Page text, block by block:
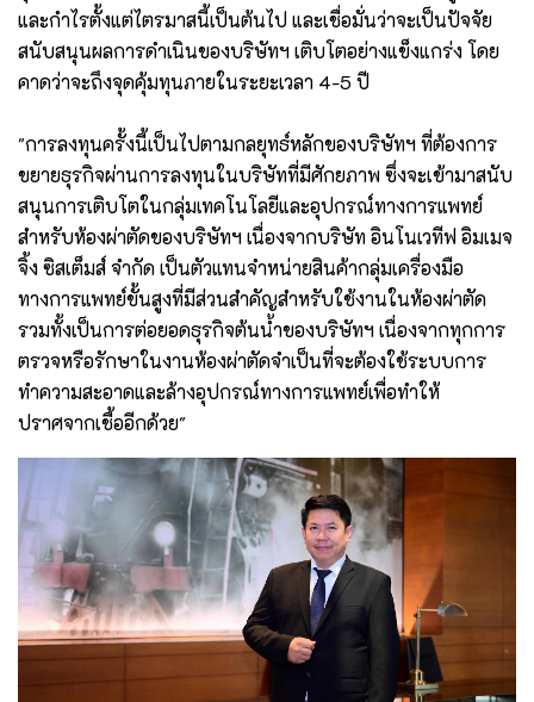
และกำไรตั้งแต่ไตรมาสนี้เป็นต้นไป และเชื่อมั่นว่าจะเป็นปัจจัย
สนับสนุนผลการดำเนินของบริษัทฯ เติบโตอย่างแข็งแกร่ง โดย
คาดว่าจะถึงจุดคุ้มทุนภายในระยะเวลา 4-5 ปี
"การลงทุนครั้งนี้เป็นไปตามกลยุทธ์หลักของบริษัทฯ ที่ต้องการ
ขยายธุรกิจผ่านการลงทุนในบริษัทที่มีศักยภาพ ซึ่งจะเข้ามาสนับ
สนุนการเติบโตในกลุ่มเทคโนโลยีและอุปกรณ์ทางการแพทย์
สำหรับห้องผ่าตัดของบริษัทฯ เนื่องจากบริษัท อินโนเวทีฟ อิมเมจ
จิ้ง ซิสเต็มส์ จำกัด เป็นตัวแทนจำหน่ายสินค้ากลุ่มเครื่องมือ
ทางการแพทย์ขั้นสูงที่มีส่วนสำคัญสำหรับใช้งานในห้องผ่าตัด
รวมทั้งเป็นการต่อยอดธุรกิจต้นน้ำของบริษัทฯ เนื่องจากทุกการ
ตรวจหรือรักษาในงานห้องผ่าตัดจำเป็นที่จะต้องใช้ระบบการ
ทำความสะอาดและล้างอุปกรณ์ทางการแพทย์เพื่อทำให้
ปราศจากเชื้ออีกด้วย"